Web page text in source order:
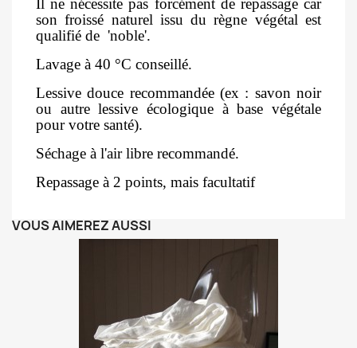
Il ne nécessite pas forcément de repassage car
son froissé naturel issu du règne végétal est
qualifié de 'noble'.
Lavage à 40 °C conseillé.
Lessive douce recommandée (ex : savon noir
ou autre lessive écologique à base végétale
pour votre santé).
Séchage à l'air libre recommandé.
Repassage à 2 points, mais facultatif
VOUS AIMEREZ AUSSI